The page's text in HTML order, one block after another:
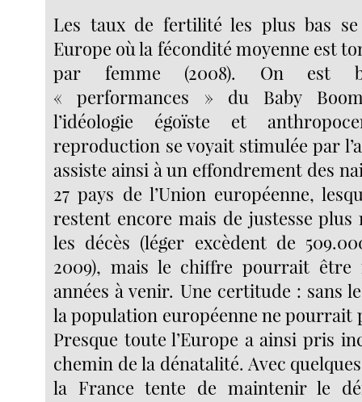
Les taux de fertilité les plus bas
Europe où la fécondité moyenne est
par femme (2008). On est
« performances » du Baby Boom
l’idéologie égoïste et
reproduction se voyait stimulée par
assiste ainsi à un effondrement des
27 pays de l’Union européenne,
restent encore mais de justesse plus
les décès (léger excèdent de
2009), mais le chiffre pourrait être
années à venir. Une certitude : sans
la population européenne ne pourrait
Presque toute l’Europe a ainsi pris
chemin de la dénatalité. Avec
la France tente de maintenir le